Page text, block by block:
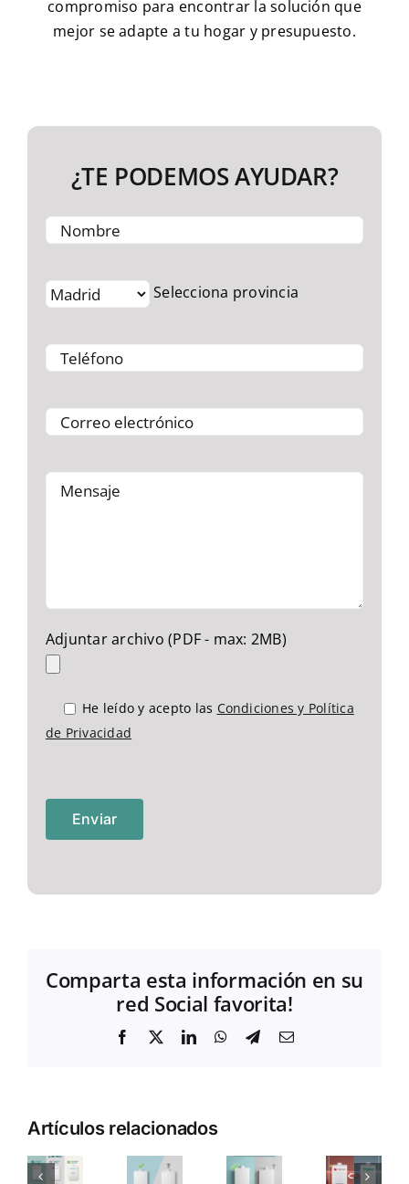
compromiso para encontrar la solución que
mejor se adapte a tu hogar y presupuesto.
¿TE PODEMOS AYUDAR?
Selecciona provincia
Adjuntar archivo (PDF - max: 2MB)
He leído y acepto las Condiciones y Política
de Privacidad
Comparta esta información en su
red Social favorita!
Facebook
X LinkedInWhatsApp
TelegramCorreo
Artículos relacionados